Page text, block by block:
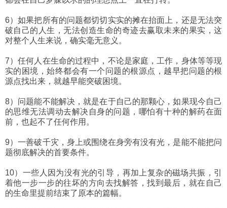
6）如果把所有的问题都切切实实的摊在抬面上，还是无法突
破自己的人生，无法创造生命的奇迹去赢取未来的果实，这
对整个人生来说，确实毫无意义。
7）任何人在生命的过程中，不论是家庭，工作，身体等等现
实的困境，始终都会有一个问题的根源点，越早把问题的根
源点找出来，就越早能突破困境。
8）问题能不能解决，就是在于自己的那颗心，如果现今自己
的思维无法调动去解决自身的问题，哪怕有十种的解药在面
前，也起不了任何作用。
9）一善破千灾，身上或围绕在身旁有没有光，是能不能把问
题彻底解决的首要条件。
10）一些人因为没有光的引导，再加上复杂的磁场共振，引
着他一步一步的往坏的方向去找解答，找到最后，就在自己
的生命里提前结束了原本的篇幅。